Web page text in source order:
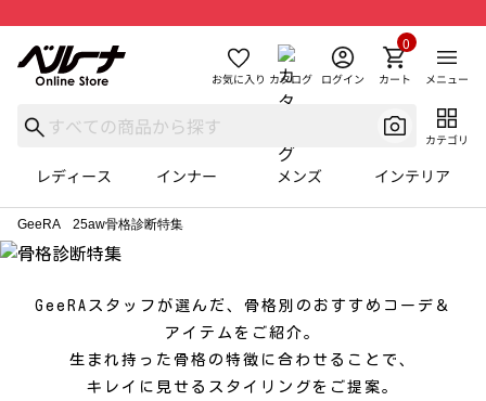
お気に入り カタログ ログイン カート
0
メニュー
カテゴリ
レディース インナー メンズ インテリア
GeeRA 25aw骨格診断特集
GeeRAスタッフが選んだ、骨格別のおすすめコーデ＆
アイテムをご紹介。
生まれ持った骨格の特徴に合わせることで、
キレイに見せるスタイリングをご提案。